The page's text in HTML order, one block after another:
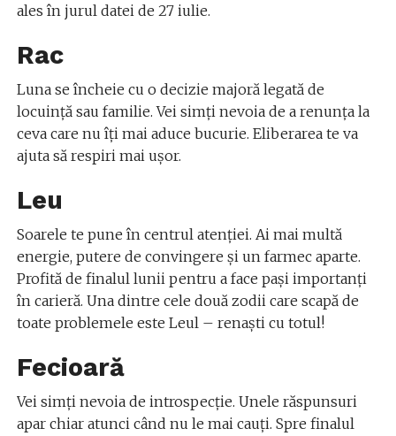
ales în jurul datei de 27 iulie.
Rac
Luna se încheie cu o decizie majoră legată de
locuință sau familie. Vei simți nevoia de a renunța la
ceva care nu îți mai aduce bucurie. Eliberarea te va
ajuta să respiri mai ușor.
Leu
Soarele te pune în centrul atenției. Ai mai multă
energie, putere de convingere și un farmec aparte.
Profită de finalul lunii pentru a face pași importanți
în carieră. Una dintre cele două zodii care scapă de
toate problemele este Leul – renaști cu totul!
Fecioară
Vei simți nevoia de introspecție. Unele răspunsuri
apar chiar atunci când nu le mai cauți. Spre finalul